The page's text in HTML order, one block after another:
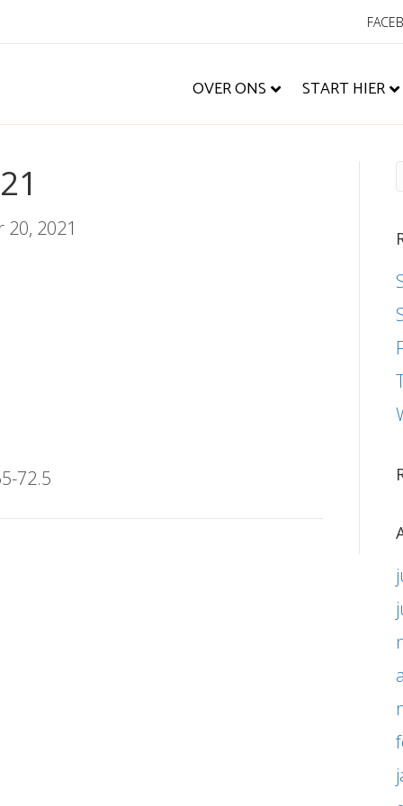
OVER ONS START HIER
2021
72.5